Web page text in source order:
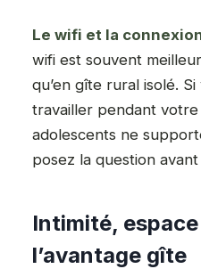
Le wifi et la
wifi est souvent
qu’en gîte rural isolé.
travailler pendant votre
adolescents ne
posez la question
Intimité,
l’avantage gîte